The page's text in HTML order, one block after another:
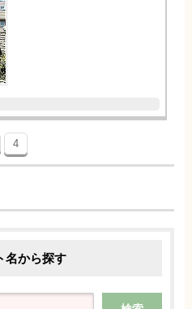
4
名から探す